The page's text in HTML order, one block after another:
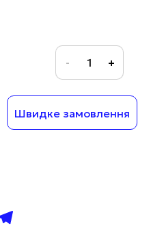
Швидке замовлення